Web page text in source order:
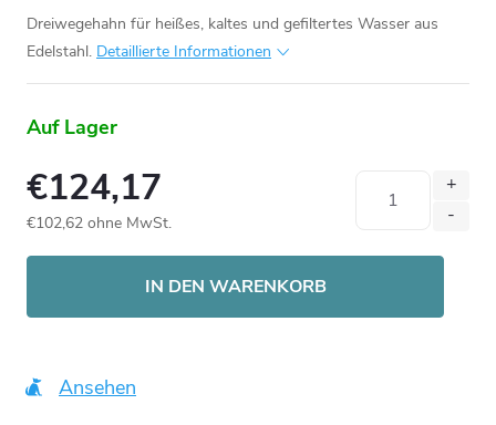
Dreiwegehahn für heißes, kaltes und gefiltertes Wasser aus
Edelstahl. Detaillierte Informationen
Auf Lager
€124,17
€102,62 ohne MwSt.
IN DEN WARENKORB
Ansehen